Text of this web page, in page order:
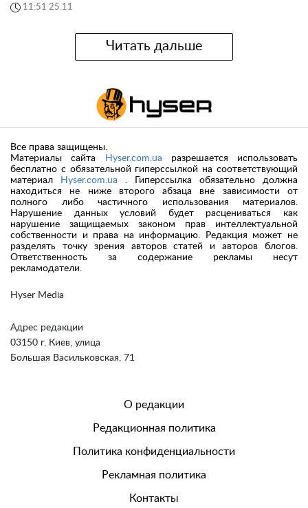
11:51 25.11
Читать дальше
Hyser Media
Адрес редакции
03150 г. Киев, улица
Большая Васильковская, 71
Все права защищены.
Материалы сайта
Hyser.com.ua разрешается использовать
бесплатно с обязательной гиперссылкой на соответствующий
материал
Hyser.com.ua . Гиперссылка обязательно должна
находиться не ниже второго абзаца вне зависимости от
полного либо частичного использования материалов.
Нарушение данных условий будет расцениваться как
нарушение защищаемых законом прав интеллектуальной
собственности и права на информацию. Редакция может не
разделять точку зрения авторов статей и авторов блогов.
Ответственность за содержание рекламы несут
рекламодатели.
О редакции
Редакционная политика
Политика конфиденциальности
Рекламная политика
Контакты